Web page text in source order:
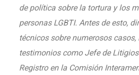
de política sobre la tortura y los
personas LGBTI. Antes de esto,
técnicos sobre numerosos
testimonios como Jefe de
Registro en la Comisión